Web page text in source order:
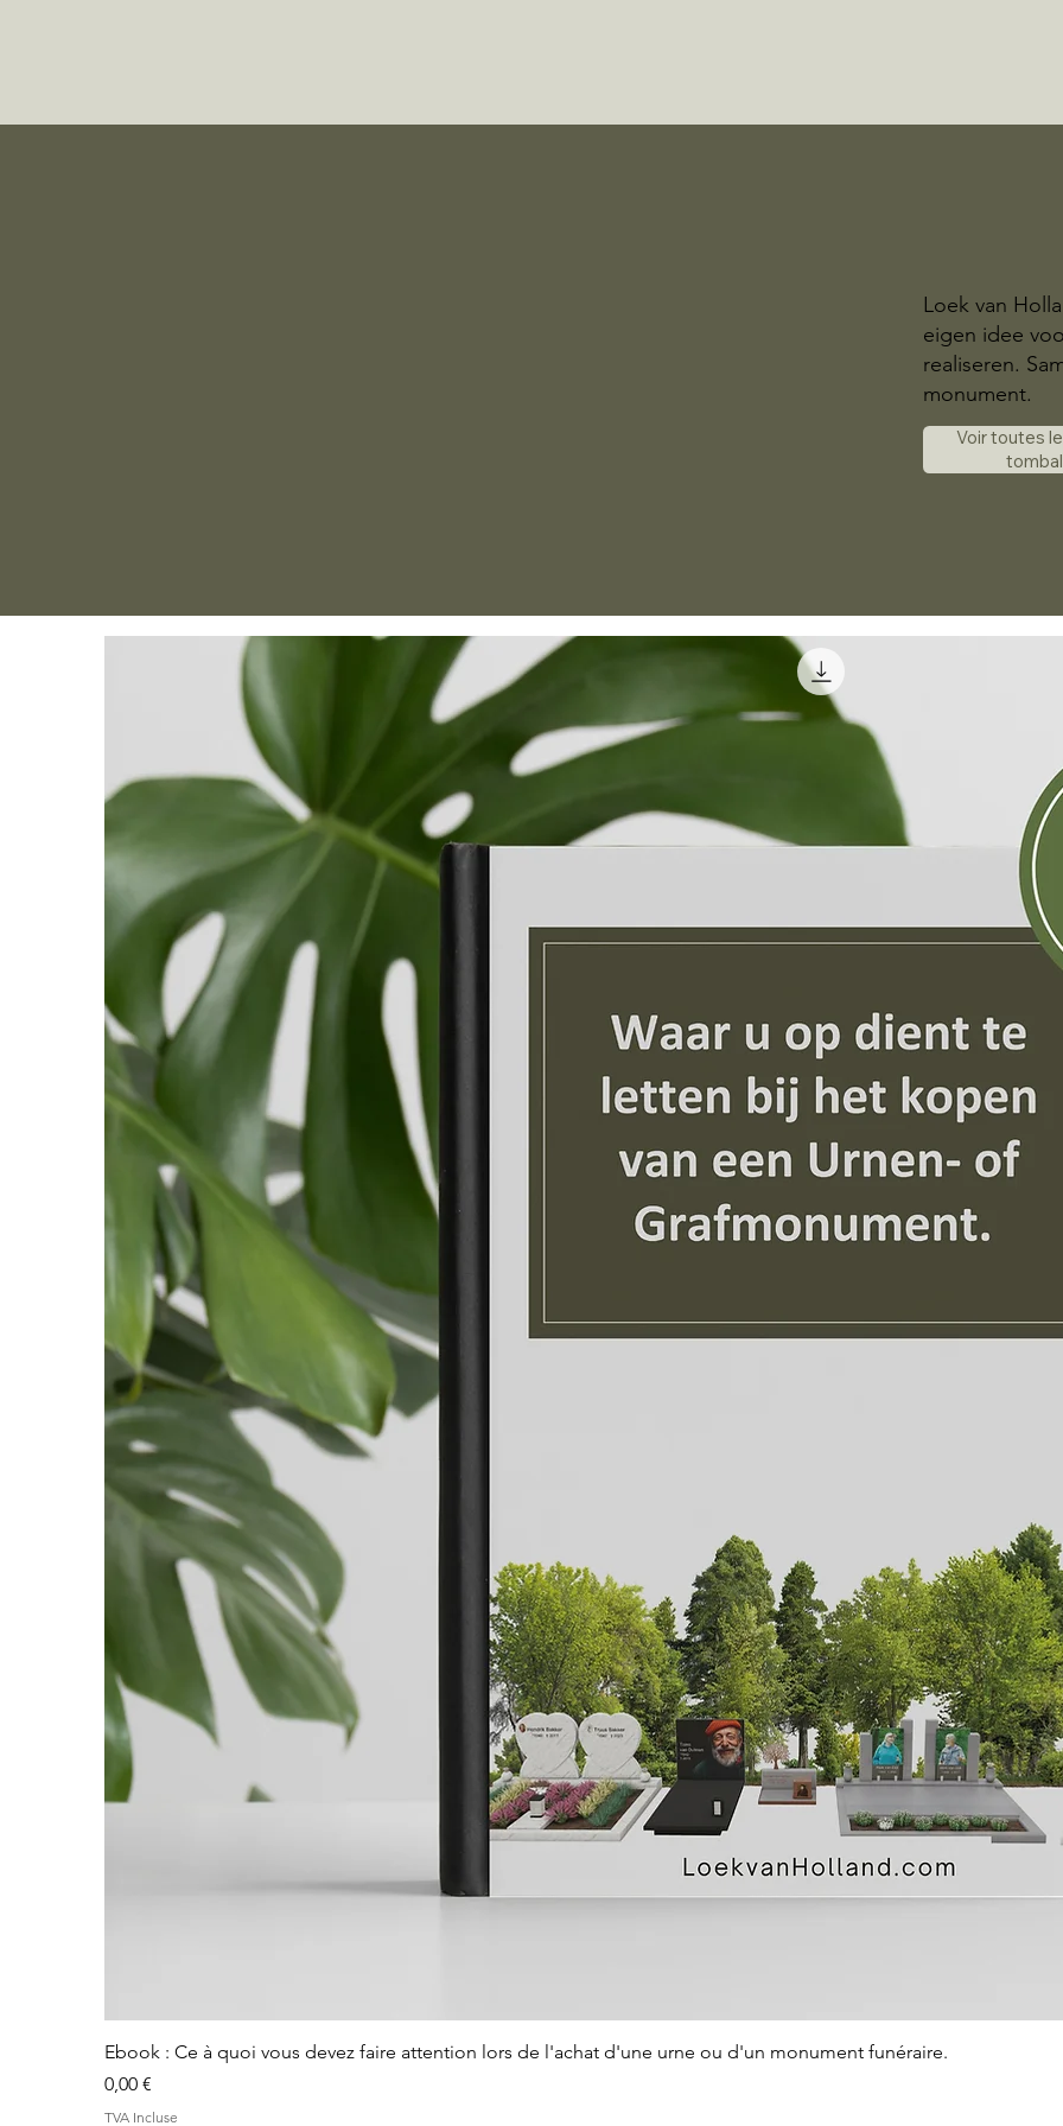
Loek van
eigen idee
realiseren.
monument.
Voir toutes
Aperçu rapide
Ebook : Ce à quoi vous devez faire attention lors de l'achat d'une urne ou d'un monument funéraire.
Prix
0,00 €
TVA Incluse